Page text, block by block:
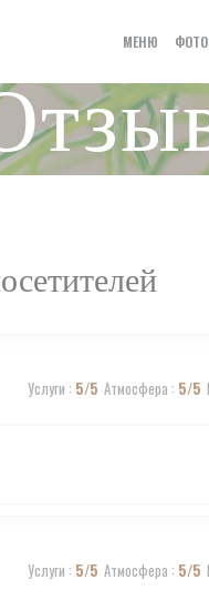
МЕНЮ
Услуги : 5/5 Атмосфера : 5/5
Услуги : 5/5 Атмосфера : 5/5